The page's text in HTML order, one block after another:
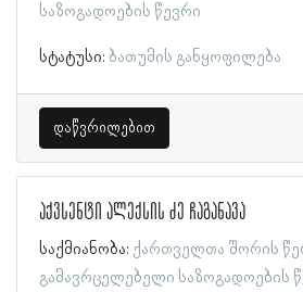
საზოგადოების წევრი
სტატუსი: ბათუმის განყოფილება
დაწვრილებით
აქვსენტი ალექსის ძე ჩაგანავა
საქმიანობა: ქართველთა შორის
გამავრცელებელი საზოგადოების